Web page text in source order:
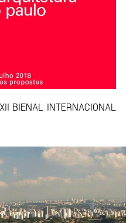
BIENAL INTERNACIONAL